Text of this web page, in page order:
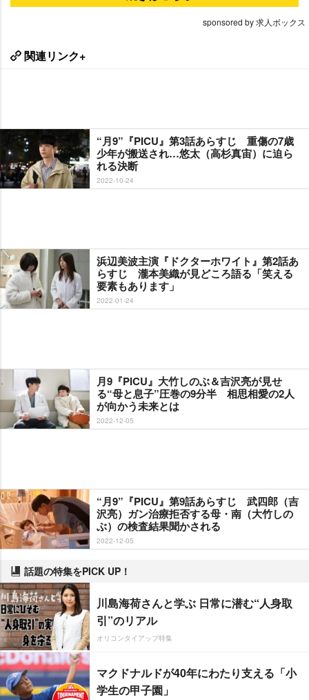
sponsored by 求人ボックス
関連リンク+
“月9”『PICU』第3話あらすじ 重傷の7歳
少年が搬送され…悠太（高杉真宙）に迫ら
れる決断
2022-10-24
浜辺美波主演『ドクターホワイト』第2話あ
らすじ 瀧本美織が見どころ語る「笑える
要素もあります」
2022-01-24
月9『PICU』大竹しのぶ＆吉沢亮が見せ
る“母と息子”圧巻の9分半 相思相愛の2人
が向かう未来とは
2022-12-05
“月9”『PICU』第9話あらすじ 武四郎（吉
沢亮）ガン治療拒否する母・南（大竹しの
ぶ）の検査結果聞かされる
2022-12-05
話題の特集をPICK UP！
川島海荷さんと学ぶ 日常に潜む“人身取
引”のリアル
オリコンタイアップ特集
マクドナルドが40年にわたり支える「小
学生の甲子園」